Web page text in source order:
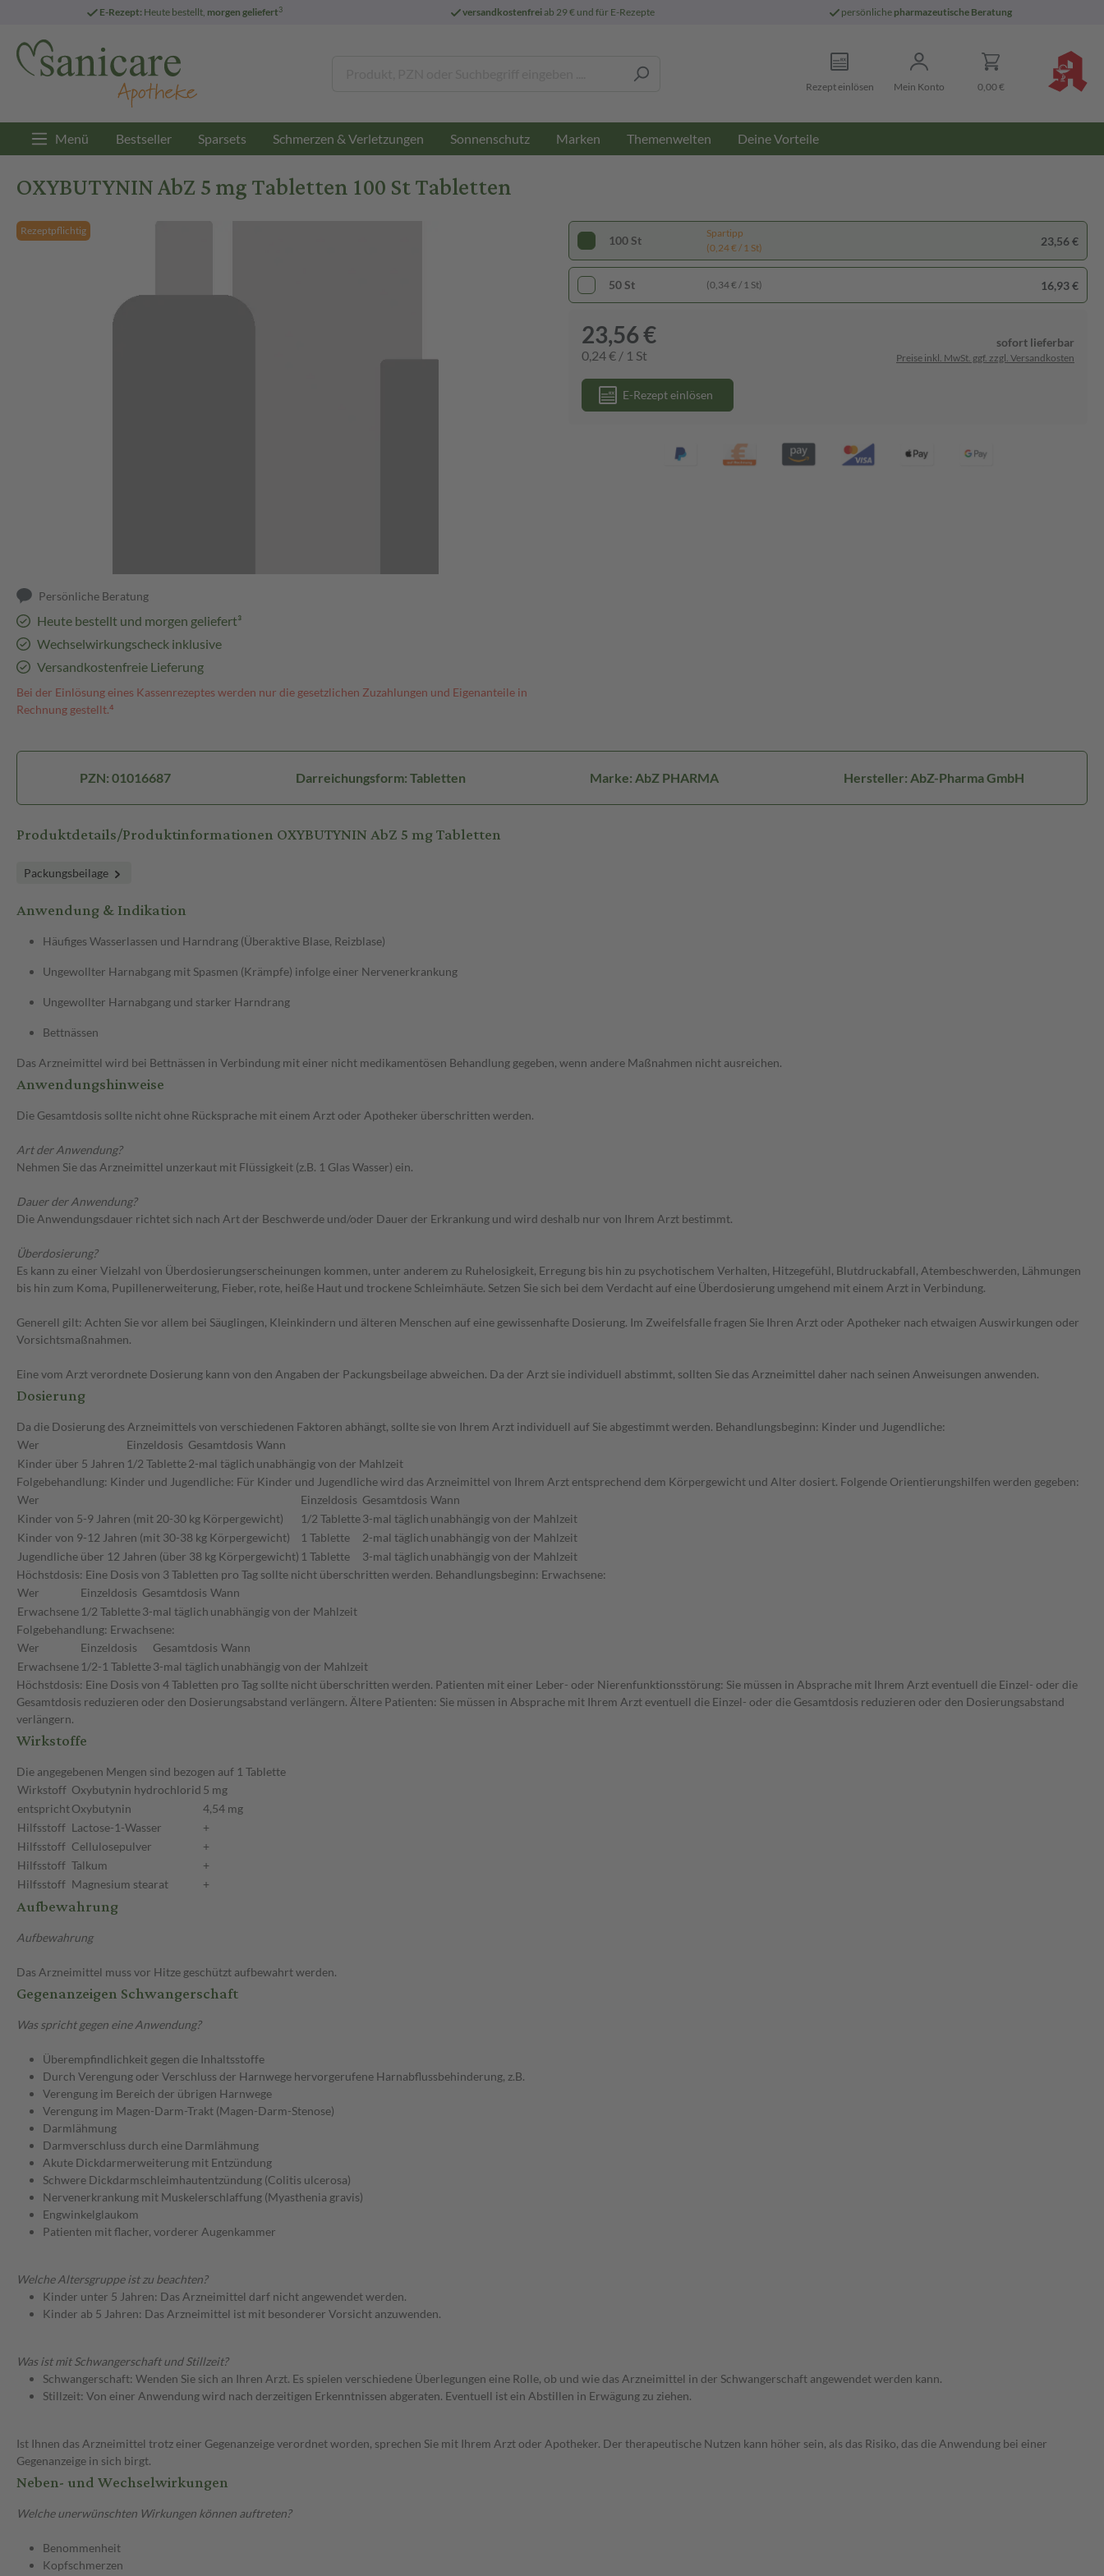
E-Rezept: Heute bestellt, morgen geliefert3 versandkostenfreiab 29 € und für E-Rezepte persönliche pharmazeutische Beratung
Rezept einlösen Mein Konto 0,00 €
Menü Bestseller Sparsets Schmerzen & Verletzungen Sonnenschutz Marken Themenwelten Deine Vorteile
OXYBUTYNIN AbZ 5 mg Tabletten 100 St Tabletten
Rezeptpflichtig
Persönliche Beratung
Heute bestellt und morgen geliefert³
Wechselwirkungscheck inklusive
Versandkostenfreie Lieferung
Bei der Einlösung eines Kassenrezeptes werden nur die gesetzlichen Zuzahlungen und Eigenanteile in
Rechnung gestellt.⁴
100 St
Spartipp
(0,24 € / 1 St)
23,56 €
50 St (0,34 € / 1 St) 16,93 €
23,56 €
0,24 € / 1 St
sofort lieferbar
Preise inkl. MwSt. ggf. zzgl. Versandkosten
E-Rezept einlösen
PZN: 01016687 Darreichungsform: Tabletten Marke: AbZ PHARMA Hersteller: AbZ-Pharma GmbH
Produktdetails/Produktinformationen OXYBUTYNIN AbZ 5 mg Tabletten
Packungsbeilage
Anwendung & Indikation
Häufiges Wasserlassen und Harndrang (Überaktive Blase, Reizblase)
Ungewollter Harnabgang mit Spasmen (Krämpfe) infolge einer Nervenerkrankung
Ungewollter Harnabgang und starker Harndrang
Bettnässen
Das Arzneimittel wird bei Bettnässen in Verbindung mit einer nicht medikamentösen Behandlung gegeben, wenn andere Maßnahmen nicht ausreichen.
Anwendungshinweise
Die Gesamtdosis sollte nicht ohne Rücksprache mit einem Arzt oder Apotheker überschritten werden.
Art der Anwendung?
Nehmen Sie das Arzneimittel unzerkaut mit Flüssigkeit (z.B. 1 Glas Wasser) ein.
Dauer der Anwendung?
Die Anwendungsdauer richtet sich nach Art der Beschwerde und/oder Dauer der Erkrankung und wird deshalb nur von Ihrem Arzt bestimmt.
Überdosierung?
Es kann zu einer Vielzahl von Überdosierungserscheinungen kommen, unter anderem zu Ruhelosigkeit, Erregung bis hin zu psychotischem Verhalten, Hitzegefühl, Blutdruckabfall, Atembeschwerden, Lähmungen
bis hin zum Koma, Pupillenerweiterung, Fieber, rote, heiße Haut und trockene Schleimhäute. Setzen Sie sich bei dem Verdacht auf eine Überdosierung umgehend mit einem Arzt in Verbindung.
Generell gilt: Achten Sie vor allem bei Säuglingen, Kleinkindern und älteren Menschen auf eine gewissenhafte Dosierung. Im Zweifelsfalle fragen Sie Ihren Arzt oder Apotheker nach etwaigen Auswirkungen oder
Vorsichtsmaßnahmen.
Eine vom Arzt verordnete Dosierung kann von den Angaben der Packungsbeilage abweichen. Da der Arzt sie individuell abstimmt, sollten Sie das Arzneimittel daher nach seinen Anweisungen anwenden.
Dosierung
Da die Dosierung des Arzneimittels von verschiedenen Faktoren abhängt, sollte sie von Ihrem Arzt individuell auf Sie abgestimmt werden. Behandlungsbeginn: Kinder und Jugendliche:
Wer
Einzeldosis Gesamtdosis Wann
Kinder über 5 Jahren 1/2 Tablette2-mal täglich unabhängig von der Mahlzeit
Folgebehandlung: Kinder und Jugendliche: Für Kinder und Jugendliche wird das Arzneimittel von Ihrem Arzt entsprechend dem Körpergewicht und Alter dosiert. Folgende Orientierungshilfen werden gegeben:
Wer
Einzeldosis Gesamtdosis Wann
Kinder von 5-9 Jahren (mit 20-30 kg Körpergewicht)
1/2 Tablette3-mal täglich unabhängig von der Mahlzeit
Kinder von 9-12 Jahren (mit 30-38 kg Körpergewicht)
1 Tablette 2-mal täglich unabhängig von der Mahlzeit
Jugendliche über 12 Jahren (über 38 kg Körpergewicht) 1 Tablette 3-mal täglich unabhängig von der Mahlzeit
Höchstdosis: Eine Dosis von 3 Tabletten pro Tag sollte nicht überschritten werden. Behandlungsbeginn: Erwachsene:
Wer
Einzeldosis Gesamtdosis Wann
Erwachsene 1/2 Tablette3-mal täglich unabhängig von der Mahlzeit
Folgebehandlung: Erwachsene:
Wer
Einzeldosis Gesamtdosis Wann
Erwachsene 1/2-1 Tablette3-mal täglich unabhängig von der Mahlzeit
Höchstdosis: Eine Dosis von 4 Tabletten pro Tag sollte nicht überschritten werden. Patienten mit einer Leber- oder Nierenfunktionsstörung: Sie müssen in Absprache mit Ihrem Arzt eventuell die Einzel- oder die
Gesamtdosis reduzieren oder den Dosierungsabstand verlängern. Ältere Patienten: Sie müssen in Absprache mit Ihrem Arzt eventuell die Einzel- oder die Gesamtdosis reduzieren oder den Dosierungsabstand
verlängern.
Wirkstoffe
Die angegebenen Mengen sind bezogen auf 1 Tablette
Wirkstoff Oxybutynin hydrochlorid 5 mg
entsprichtOxybutynin
4,54 mg
Hilfsstoff Lactose-1-Wasser
+
Hilfsstoff Cellulosepulver
+
Hilfsstoff Talkum
+
Hilfsstoff Magnesium stearat +
Aufbewahrung
Aufbewahrung
Das Arzneimittel muss vor Hitze geschützt aufbewahrt werden.
Gegenanzeigen Schwangerschaft
Was spricht gegen eine Anwendung?
Überempfindlichkeit gegen die Inhaltsstoffe
Durch Verengung oder Verschluss der Harnwege hervorgerufene Harnabflussbehinderung, z.B.
Verengung im Bereich der übrigen Harnwege
Verengung im Magen-Darm-Trakt (Magen-Darm-Stenose)
Darmlähmung
Darmverschluss durch eine Darmlähmung
Akute Dickdarmerweiterung mit Entzündung
Schwere Dickdarmschleimhautentzündung (Colitis ulcerosa)
Nervenerkrankung mit Muskelerschlaffung (Myasthenia gravis)
Engwinkelglaukom
Patienten mit flacher, vorderer Augenkammer
Welche Altersgruppe ist zu beachten?
Kinder unter 5 Jahren: Das Arzneimittel darf nicht angewendet werden.
Kinder ab 5 Jahren: Das Arzneimittel ist mit besonderer Vorsicht anzuwenden.
Was ist mit Schwangerschaft und Stillzeit?
Schwangerschaft: Wenden Sie sich an Ihren Arzt. Es spielen verschiedene Überlegungen eine Rolle, ob und wie das Arzneimittel in der Schwangerschaft angewendet werden kann.
Stillzeit: Von einer Anwendung wird nach derzeitigen Erkenntnissen abgeraten. Eventuell ist ein Abstillen in Erwägung zu ziehen.
Ist Ihnen das Arzneimittel trotz einer Gegenanzeige verordnet worden, sprechen Sie mit Ihrem Arzt oder Apotheker. Der therapeutische Nutzen kann höher sein, als das Risiko, das die Anwendung bei einer
Gegenanzeige in sich birgt.
Neben- und Wechselwirkungen
Welche unerwünschten Wirkungen können auftreten?
Benommenheit
Kopfschmerzen